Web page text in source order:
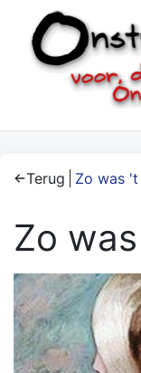
Terug Zo was 't
Zo